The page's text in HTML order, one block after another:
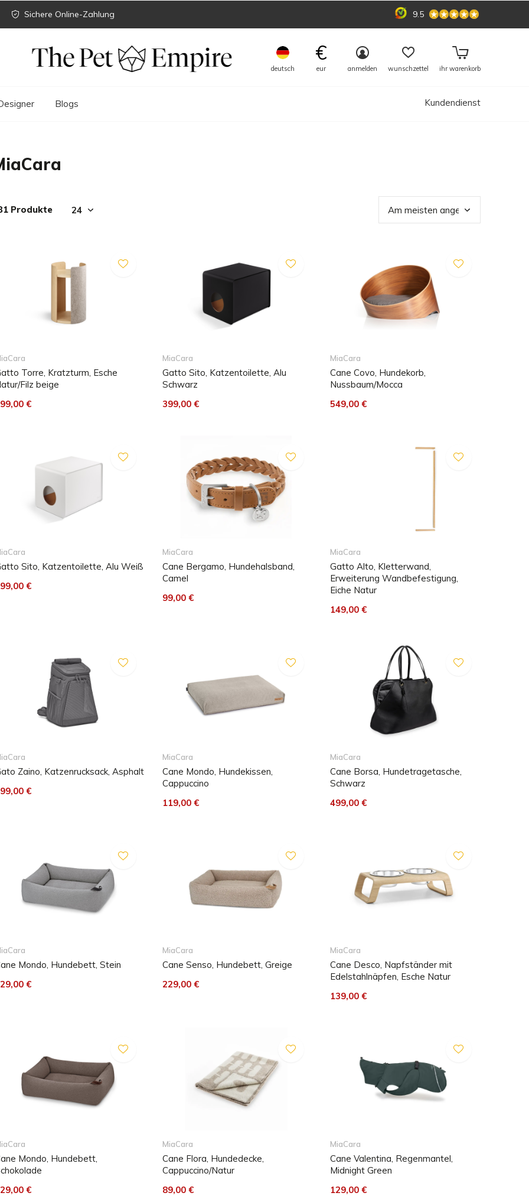
Blogs
deutsch
€
eur anmelden wunschzettel ihr warenkorb
Kundendienst
Sichere Online-Zahlung 9.5
Produkte
Torre, Kratzturm, Esche
Filz beige
€
MiaCara
Gatto Sito, Katzentoilette, Alu
Schwarz
399,00 €
MiaCara
Cane Covo, Hundekorb,
Nussbaum/Mocca
549,00 €
Sito, Katzentoilette, Alu Weiß
€
MiaCara
Cane Bergamo, Hundehalsband,
Camel
99,00 €
MiaCara
Gatto Alto, Kletterwand,
Erweiterung Wandbefestigung,
Eiche Natur
149,00 €
Zaino, Katzenrucksack, Asphalt
€
MiaCara
Cane Mondo, Hundekissen,
Cappuccino
119,00 €
MiaCara
Cane Borsa, Hundetragetasche,
Schwarz
499,00 €
Mondo, Hundebett, Stein
€
MiaCara
Cane Senso, Hundebett, Greige
229,00 €
MiaCara
Cane Desco, Napfständer mit
Edelstahlnäpfen, Esche Natur
139,00 €
Mondo, Hundebett,
€
MiaCara
Cane Flora, Hundedecke,
Cappuccino/Natur
89,00 €
MiaCara
Cane Valentina, Regenmantel,
Midnight Green
129,00 €